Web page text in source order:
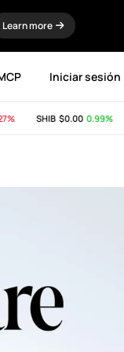
Learn more
Iniciar sesión
SHIB$0.00 0.99%